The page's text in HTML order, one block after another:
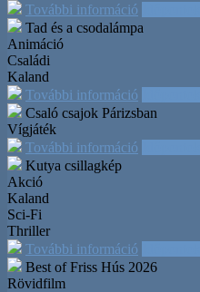
További információ
Tad és a csodalámpa
Animáció
Családi
Kaland
További információ
Csaló csajok Párizsban
Vígjáték
További információ
Kutya csillagkép
Akció
Kaland
Sci-Fi
Thriller
További információ
Best of Friss Hús 2026
Rövidfilm